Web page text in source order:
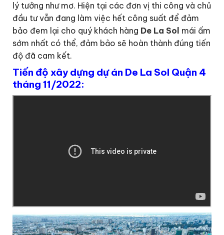
lý tưởng như mơ. Hiện tại các đơn vị thi công và chủ
đầu tư vẫn đang làm việc hết công suất để đảm
bảo đem lại cho quý khách hàng De La Sol mái ấm
sớm nhất có thể, đảm bảo sẽ hoàn thành đúng tiến
độ đã cam kết.
Tiến độ xây dựng dự án De La Sol Quận 4
tháng 11/2022: